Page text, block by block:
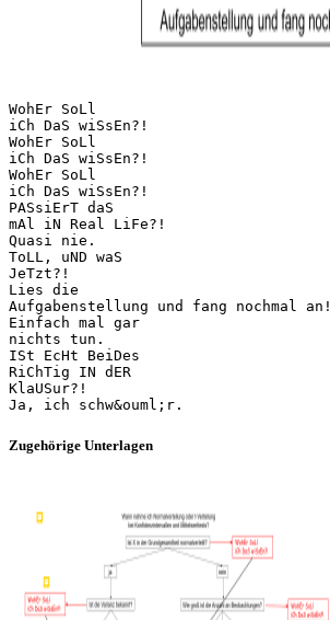
WohEr SoLl
iCh DaS wiSsEn?!
WohEr SoLl
iCh DaS wiSsEn?!
WohEr SoLl
iCh DaS wiSsEn?!
PASsiErT daS
mAl iN Real LiFe?!
Quasi nie.
ToLL, uND waS
JeTzt?!
Lies die
Aufgabenstellung und fang nochmal an!
Einfach mal gar
nichts tun.
ISt EcHt BeiDes
RiChTig IN dER
KlaUSur?!
Zugehörige Unterlagen